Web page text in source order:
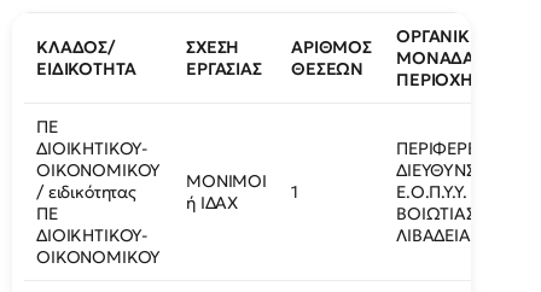
ΚΛΑΔΟΣ/
ΕΙΔΙΚΟΤΗΤΑ
ΣΧΕΣΗ
ΕΡΓΑΣΙΑΣ
ΑΡΙΘΜΟΣ
ΘΕΣΕΩΝ
ΟΡΓΑΝΙΚΗ
ΜΟΝΑΔΑ/
ΠΕΡΙΟΧΗ
ΠΕ
ΔΙΟΙΚΗΤΙΚΟΥ-
ΟΙΚΟΝΟΜΙΚΟΥ
/ ειδικότητας
ΠΕ
ΔΙΟΙΚΗΤΙΚΟΥ-
ΟΙΚΟΝΟΜΙΚΟΥ
ΜΟΝΙΜΟΙ
ή ΙΔΑΧ
1
ΠΕΡΙΦΕΡΕΙΑΚΗ
ΔΙΕΥΘΥΝΣΗ
Ε.Ο.Π.Υ.Υ.
ΒΟΙΩΤΙΑΣ/
ΛΙΒΑΔΕΙΑ